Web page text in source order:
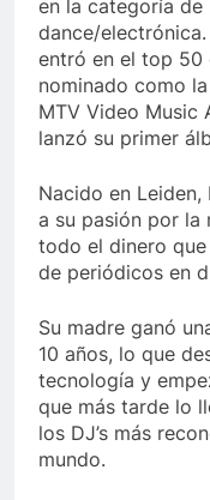
en la categoría de
dance/electrónica.
entró en el top 50
nominado como
MTV Video Music
lanzó su primer
Nacido en Leiden,
a su pasión por la
todo el dinero
de periódicos en
Su madre ganó
10 años, lo que
tecnología y
que más tarde lo
los DJ’s más
mundo.